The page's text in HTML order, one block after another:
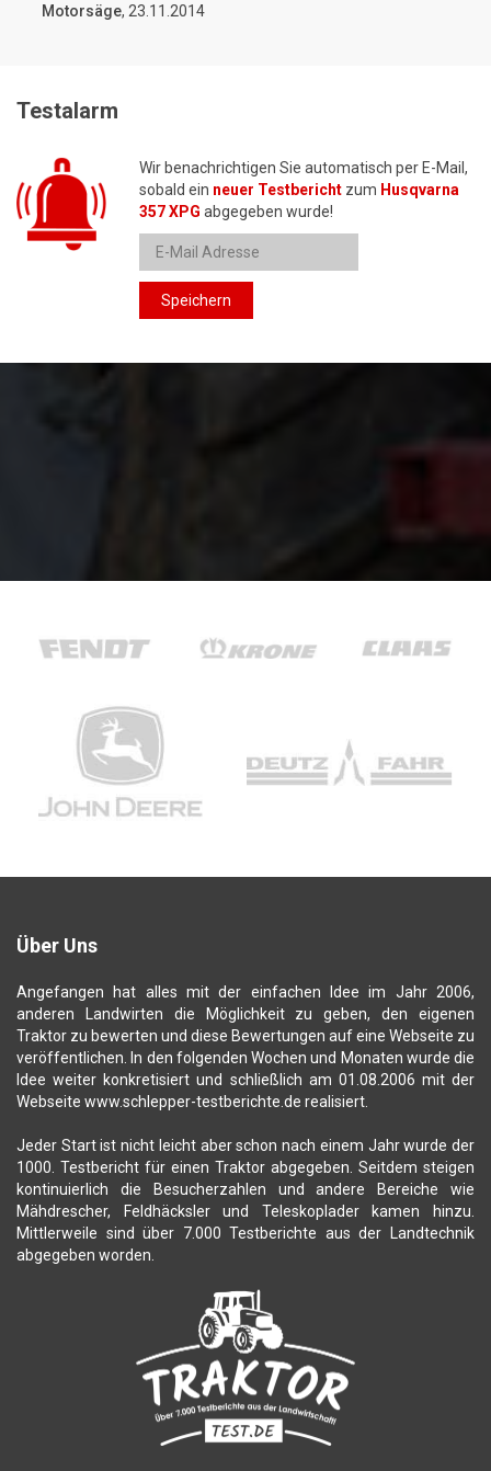
Motorsäge, 23.11.2014
Testalarm
Wir benachrichtigen Sie automatisch per E-Mail,
sobald ein neuer Testbericht zum Husqvarna
357 XPG abgegeben wurde!
Speichern
Über Uns
Angefangen hat alles mit der einfachen Idee im Jahr 2006,
anderen Landwirten die Möglichkeit zu geben, den eigenen
Traktor zu bewerten und diese Bewertungen auf eine Webseite zu
veröffentlichen. In den folgenden Wochen und Monaten wurde die
Idee weiter konkretisiert und schließlich am 01.08.2006 mit der
Webseite www.schlepper-testberichte.de realisiert.
Jeder Start ist nicht leicht aber schon nach einem Jahr wurde der
1000. Testbericht für einen Traktor abgegeben. Seitdem steigen
kontinuierlich die Besucherzahlen und andere Bereiche wie
Mähdrescher, Feldhäcksler und Teleskoplader kamen hinzu.
Mittlerweile sind über 7.000 Testberichte aus der Landtechnik
abgegeben worden.